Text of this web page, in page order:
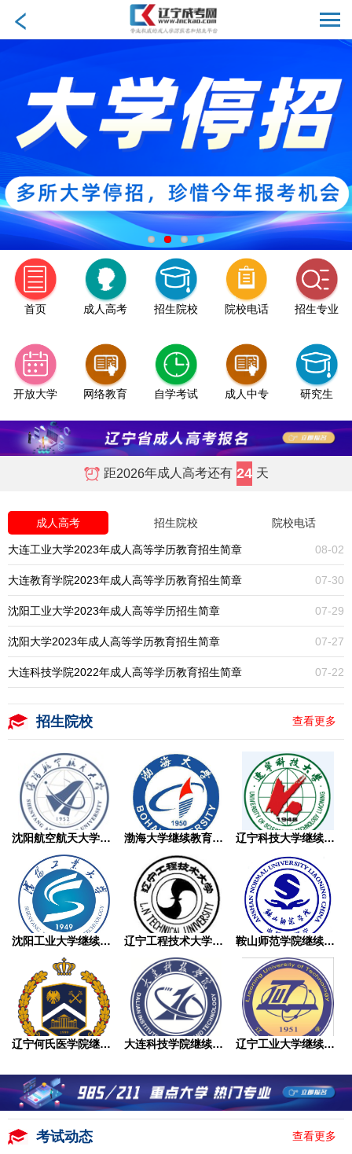
首页 成人高考 招生院校 院校电话 招生专业
开放大学 网络教育 自学考试 成人中专 研究生
距2026年成人高考还有 24 天
成人高考 招生院校 院校电话
08-02
大连工业大学2023年成人高等学历教育招生简章
07-30
大连教育学院2023年成人高等学历教育招生简章
07-29
沈阳工业大学2023年成人高等学历招生简章
07-27
沈阳大学2023年成人高等学历教育招生简章
07-22
大连科技学院2022年成人高等学历教育招生简章
招生院校 查看更多
沈阳航空航天大学继续教育学院成人高考 渤海大学继续教育学院成人高考 辽宁科技大学继续教育学院成人高考
沈阳工业大学继续教育学院成人高考 辽宁工程技术大学继续教育学院成人高考 鞍山师范学院继续教育学院成人高考
辽宁何氏医学院继续教育学院成人高考 大连科技学院继续教育学院成人高考 辽宁工业大学继续教育学院成人高考
考试动态 查看更多